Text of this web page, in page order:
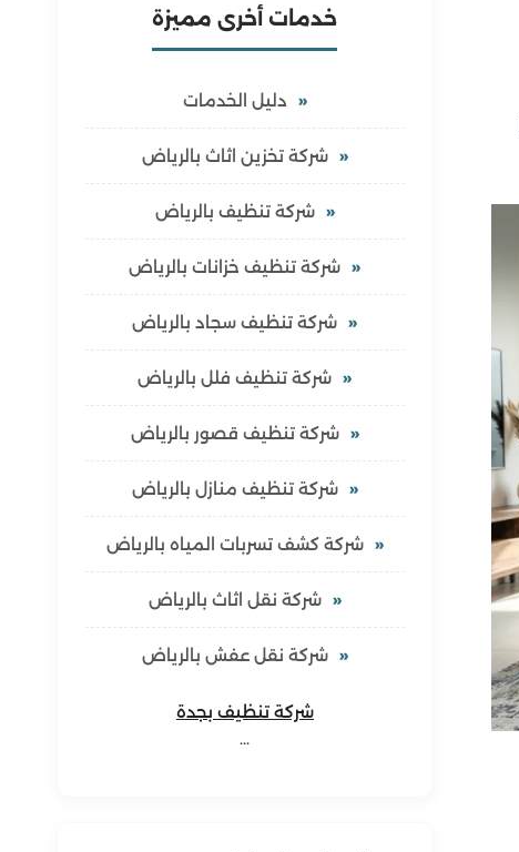
خدمات أخرى مميزة
دليل الخدمات
شركة تخزين اثاث بالرياض
شركة تنظيف بالرياض
شركة تنظيف خزانات بالرياض
شركة تنظيف سجاد بالرياض
شركة تنظيف فلل بالرياض
شركة تنظيف قصور بالرياض
شركة تنظيف منازل بالرياض
شركة كشف تسربات المياه بالرياض
شركة نقل اثاث بالرياض
شركة نقل عفش بالرياض
شركة تنظيف بجدة
…